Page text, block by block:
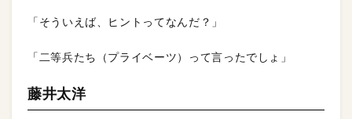
「そういえば、ヒントってなんだ？」
「二等兵たち（プライベーツ）って言ったでしょ」
藤井太洋